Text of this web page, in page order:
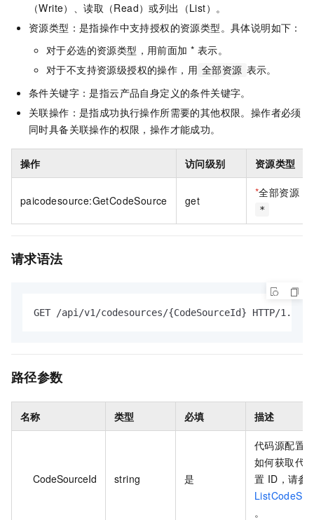
（Write）、读取（Read）或列出（List）。
资源类型：是指操作中支持授权的资源类型。具体说明如下：
对于必选的资源类型，用前面加 * 表示。
对于不支持资源级授权的操作，用 全部资源 表示。
条件关键字：是指云产品自身定义的条件关键字。
关联操作：是指成功执行操作所需要的其他权限。操作者必须
同时具备关联操作的权限，操作才能成功。
操作 访问级别 资源类型
paicodesource:GetCodeSource get
*全部资源
*
请求语法
GET /api/v1/codesources/{CodeSourceId} HTTP/1.1
路径参数
名称 类型 必填 描述
CodeSourceId string 是
代码源配置
如何获取代
置 ID，请参
。